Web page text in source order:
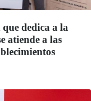
dedica a la
atiende a las